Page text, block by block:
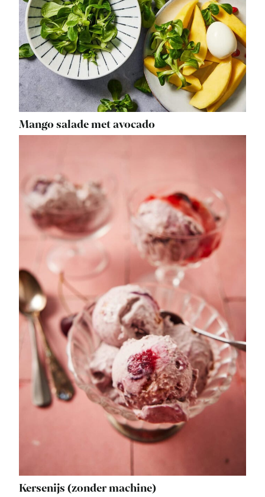
Mango salade met avocado
Kersenijs (zonder machine)